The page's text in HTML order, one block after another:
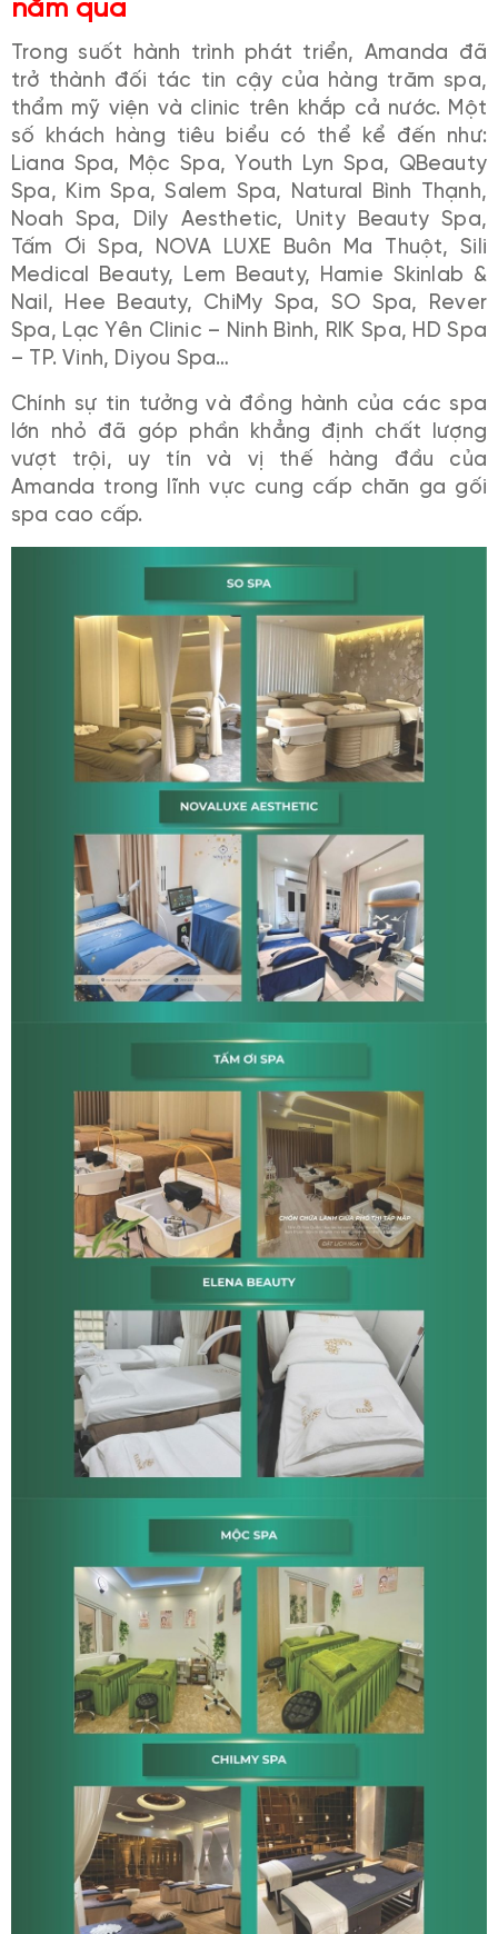
năm qua
Trong suốt hành trình phát triển, Amanda đã
trở thành đối tác tin cậy của hàng trăm spa,
thẩm mỹ viện và clinic trên khắp cả nước. Một
số khách hàng tiêu biểu có thể kể đến như:
Liana Spa, Mộc Spa, Youth Lyn Spa, QBeauty
Spa, Kim Spa, Salem Spa, Natural Bình Thạnh,
Noah Spa, Dily Aesthetic, Unity Beauty Spa,
Tấm Ơi Spa, NOVA LUXE Buôn Ma Thuột, Sili
Medical Beauty, Lem Beauty, Hamie Skinlab &
Nail, Hee Beauty, ChiMy Spa, SO Spa, Rever
Spa, Lạc Yên Clinic – Ninh Bình, RIK Spa, HD Spa
– TP. Vinh, Diyou Spa…
Chính sự tin tưởng và đồng hành của các spa
lớn nhỏ đã góp phần khẳng định chất lượng
vượt trội, uy tín và vị thế hàng đầu của
Amanda trong lĩnh vực cung cấp chăn ga gối
spa cao cấp.